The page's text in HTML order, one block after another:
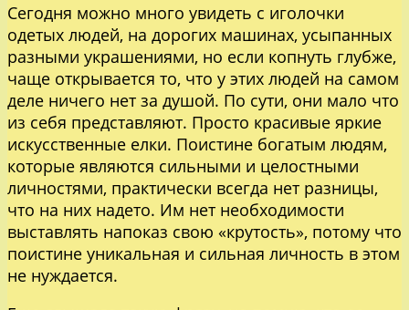
Сегодня можно много увидеть с иголочки
одетых людей, на дорогих машинах, усыпанных
разными украшениями, но если копнуть глубже,
чаще открывается то, что у этих людей на самом
деле ничего нет за душой. По сути, они мало что
из себя представляют. Просто красивые яркие
искусственные елки. Поистине богатым людям,
которые являются сильными и целостными
личностями, практически всегда нет разницы,
что на них надето. Им нет необходимости
выставлять напоказ свою «крутость», потому что
поистине уникальная и сильная личность в этом
не нуждается.